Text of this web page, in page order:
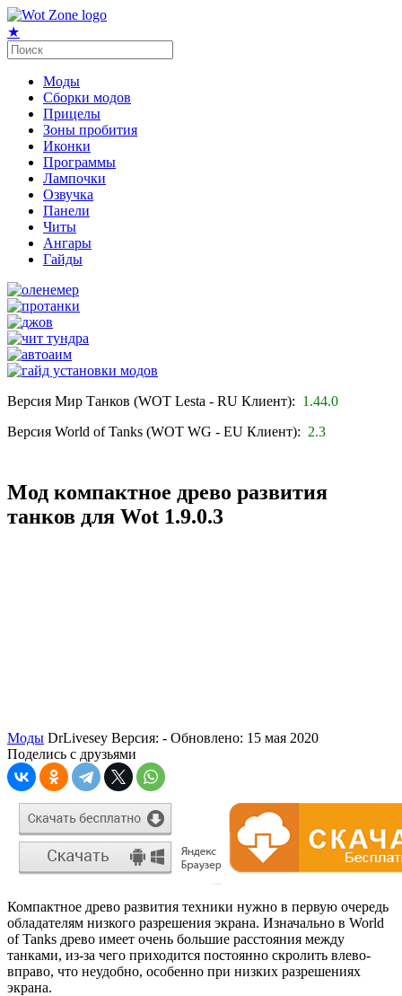
★
Моды
Сборки модов
Прицелы
Зоны пробития
Иконки
Программы
Лампочки
Озвучка
Панели
Читы
Ангары
Гайды
Версия Мир Танков (WOT Lesta - RU Клиент): 1.44.0
Версия World of Tanks (WOT WG - EU Клиент): 2.3
Мод компактное древо развития
танков для Wot 1.9.0.3
Моды DrLivesey Версия: - Обновлено: 15 мая 2020
Поделись с друзьями
Компактное древо развития техники нужно в первую очередь
обладателям низкого разрешения экрана. Изначально в World
of Tanks древо имеет очень большие расстояния между
танками, из-за чего приходится постоянно скролить влево-
вправо, что неудобно, особенно при низких разрешениях
экрана.